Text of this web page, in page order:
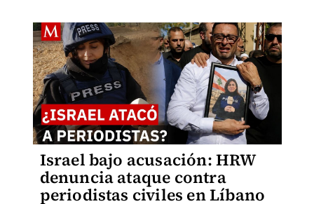
Israel bajo acusación: HRW
denuncia ataque contra
periodistas civiles en Líbano